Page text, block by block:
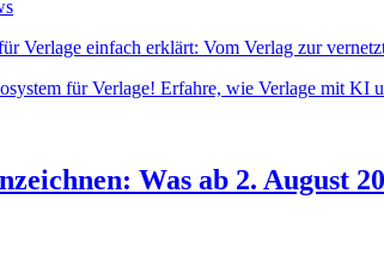
für Verlage! Erfahre, wie Verlage mit
Was ab 2. August